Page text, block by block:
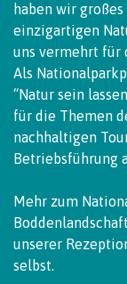
haben wir
einzigartigen
uns vermehrt für
Als
“Natur sein
für die Themen
nachhaltigen
Betriebsführung
Mehr zum
unserer
selbst.